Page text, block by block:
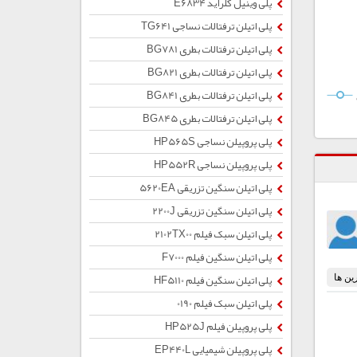
پلی اتیلن ترفتالات نساجی TG641
پلی اتیلن ترفتالات بطری BG781
پلی اتیلن ترفتالات بطری BG821
پلی اتیلن ترفتالات بطری BG841
پلی اتیلن ترفتالات بطری BG845
پلی پروپیلن نساجی HP565S
پلی پروپیلن نساجی HP552R
پلی اتیلن سنگین تزریقی 5620EA
پلی اتیلن سنگین تزریقی 2200J
پلی اتیلن سبک فیلم 2102TX00
پلی اتیلن سنگین فیلم F7000
پلی اتیلن سنگین فیلم HF5110
پلی اتیلن سبک فیلم 0190
پلی پروپیلن فیلم HP525J
پلی پروپیلن شیمیایی EP440L